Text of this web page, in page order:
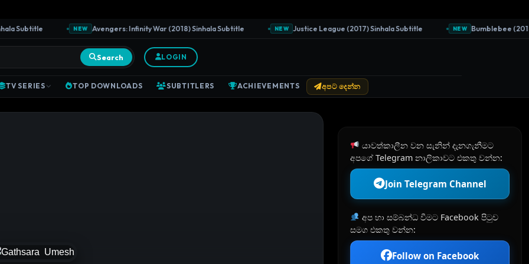
Subtitle NEW Avengers: Infinity War (2018) Sinhala Subtitle NEW Justice League (2017) Sinhala Subtitle NEW Bumblebee (2018)
Search LOGIN
TV SERIES TOP DOWNLOADS SUBTITLERS ACHIEVEMENTS අපට දෙන්න
යාවත්කාලීන වන සැනින් දැනගැනීමට
අපගේ Telegram නාලිකාවට එකතු වන්න:
Join Telegram Channel
අප හා සම්බන්ධ වීමට Facebook පිටුව
සමග එකතු වන්න:
Follow on Facebook